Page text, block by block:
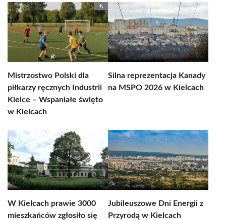
Mistrzostwo Polski dla
piłkarzy ręcznych Industrii
Kielce – Wspaniałe święto
w Kielcach
Silna reprezentacja Kanady
na MSPO 2026 w Kielcach
W Kielcach prawie 3000
mieszkańców zgłosiło się
Jubileuszowe Dni Energii z
Przyrodą w Kielcach